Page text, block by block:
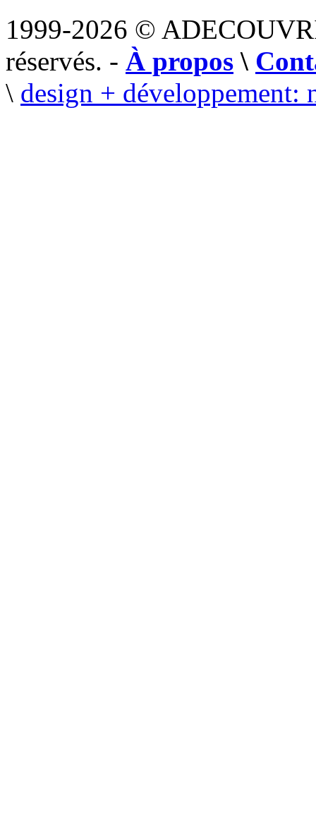
1999-2026 ©
réservés. - À propos \
\ design + développement: